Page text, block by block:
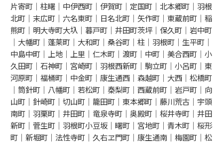
片寄町｜柱曙｜中伊西町｜伊賀町｜定国町｜北本郷町｜羽根
北町｜末広町｜六名東町｜日名北町｜矢作町｜東蔵前町｜稲
熊町｜明大寺町大圦｜暮戸町｜井田町茨坪｜保久町｜岩中町
｜大幡町｜蓬莱町｜大和町｜桑谷町｜柱｜羽根町｜生平町｜
中島中町｜上地｜上里｜仁木町｜渡町｜中町｜美合西町｜小
久田町｜石神町｜宮崎町｜羽根西新町｜駒立町｜小呂町｜東
河原町｜福桶町｜中金町｜康生通西｜森越町｜大西｜松橋町
｜筒針町｜八幡町｜若松町｜秦梨町｜西蔵前町｜岩戸町｜向
山町｜針崎町｜切山町｜籠田町｜東本郷町｜藤川荒古｜宇頭
南町｜羽栗町｜井田町｜竜泉寺町｜奥殿町｜桜井寺町｜井田
新町｜菅生町｜羽根町小豆坂｜曙町｜宮地町｜青木町｜桜形
町｜新堀町｜法性寺町｜久右ヱ門町｜康生通南｜梅園町｜松